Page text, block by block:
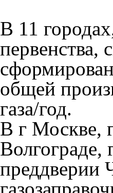
В 11
первенства,
общей
газа/год.
В г Москве,
преддверии